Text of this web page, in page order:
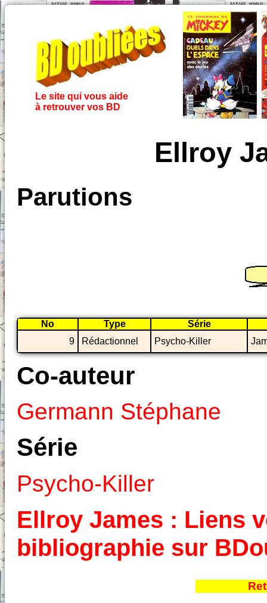
Le site qui vous aide
à retrouver vos BD
Ellroy
Parutions
No Type
Série
9
Rédactionnel Psycho-Killer
Co-auteur
Germann Stéphane
Série
Psycho-Killer
Ellroy James : Liens
bibliographie sur